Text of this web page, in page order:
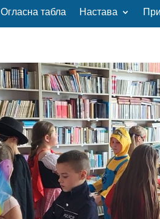
Огласна табла Настава